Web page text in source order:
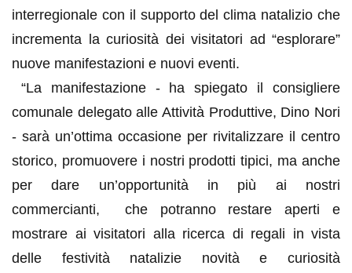
interregionale con il supporto del clima natalizio che
incrementa la curiosità dei visitatori ad “esplorare”
nuove manifestazioni e nuovi eventi.
“La manifestazione - ha spiegato il consigliere
comunale delegato alle Attività Produttive, Dino Nori
- sarà un’ottima occasione per rivitalizzare il centro
storico, promuovere i nostri prodotti tipici, ma anche
per dare un’opportunità in più ai nostri
commercianti, che potranno restare aperti e
mostrare ai visitatori alla ricerca di regali in vista
delle festività natalizie novità e curiosità